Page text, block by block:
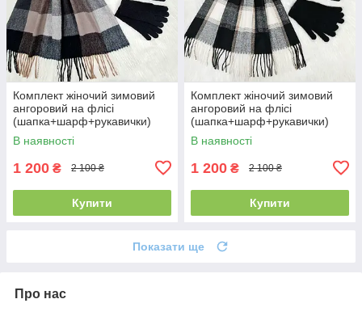
Комплект жіночий зимовий
ангоровий на флісі
(шапка+шарф+рукавички)
ODYSSEY 55-58 см
різнокольоровий 12815 -
В наявності
1 200 ₴ 2 100 ₴
Купити
Комплект жіночий зимовий
ангоровий на флісі
(шапка+шарф+рукавички)
ODYSSEY 55-58 см чорний
12815 - 8064 - 4185
В наявності
1 200 ₴ 2 100 ₴
Купити
Показати ще
Про нас